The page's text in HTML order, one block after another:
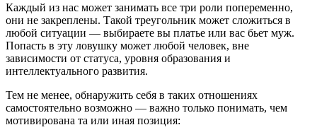
Каждый из нас может занимать все три роли попеременно,
они не закреплены. Такой треугольник может сложиться в
любой ситуации — выбираете вы платье или вас бьет муж.
Попасть в эту ловушку может любой человек, вне
зависимости от статуса, уровня образования и
интеллектуального развития.
Тем не менее, обнаружить себя в таких отношениях
самостоятельно возможно — важно только понимать, чем
мотивирована та или иная позиция: